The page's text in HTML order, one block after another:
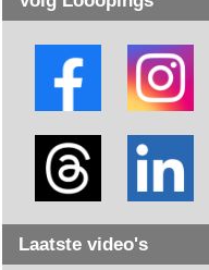
Laatste video's